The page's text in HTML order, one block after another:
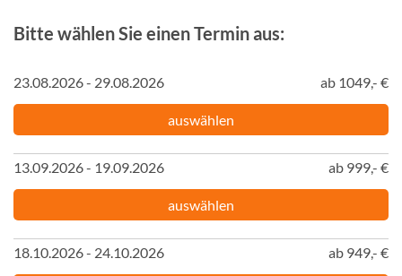
Bitte wählen Sie einen Termin aus:
23.08.2026 - 29.08.2026 ab 1049,- €
auswählen
13.09.2026 - 19.09.2026 ab 999,- €
auswählen
18.10.2026 - 24.10.2026 ab 949,- €